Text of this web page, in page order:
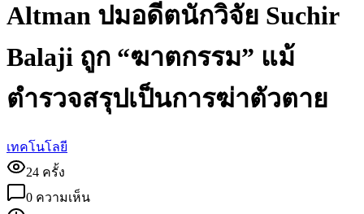
Altman ปมอดีตนักวิจัย Suchir
Balaji ถูก “ฆาตกรรม” แม้
ตำรวจสรุปเป็นการฆ่าตัวตาย
เทคโนโลยี
24 ครั้ง
0 ความเห็น